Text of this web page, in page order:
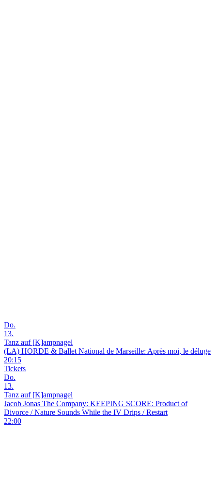
Do.
13.
Tanz auf [K]ampnagel
(LA) HORDE & Ballet National de Marseille: Après moi, le déluge
20:15
Tickets
Do.
13.
Tanz auf [K]ampnagel
Jacob Jonas The Company: KEEPING SCORE: Product of
Divorce / Nature Sounds While the IV Drips / Restart
22:00